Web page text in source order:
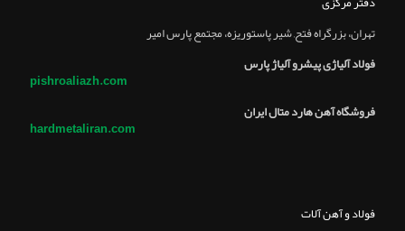
تهران، بزرگراه فتح, شير پاستوريزه، مجتمع پارس امير
فولاد آلیاژی پیشرو آلیاژ پارس
pishroaliazh.com
فروشگاه آهن هارد متال ایران
hardmetaliran.com
فولاد و آهن آلات